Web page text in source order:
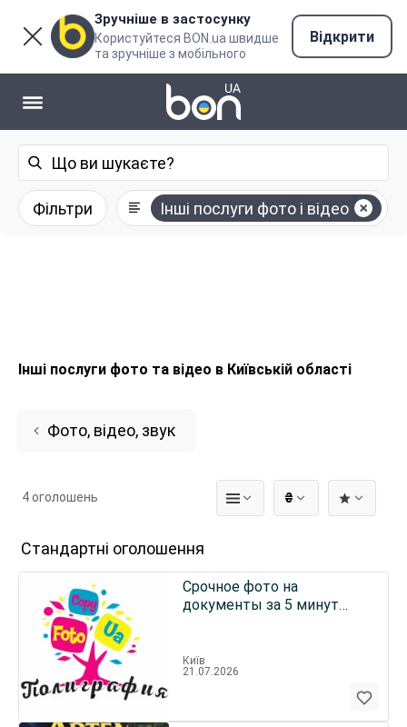
Зручніше в застосунку
Користуйтеся BON.ua швидше
та зручніше з мобільного
Відкрити
Фільтри Інші послуги фото і відео
Інші послуги фото та відео в Київській області
Фото, відео, звук
₴
4 оголошень
Стандартні оголошення
Срочное фото на
документы за 5 минут
Київ
21.07.2026